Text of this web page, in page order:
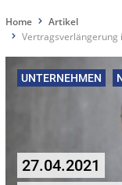
Home
Artikel
Vertragsverlängerung
UNTERNEHMEN
27.04.2021